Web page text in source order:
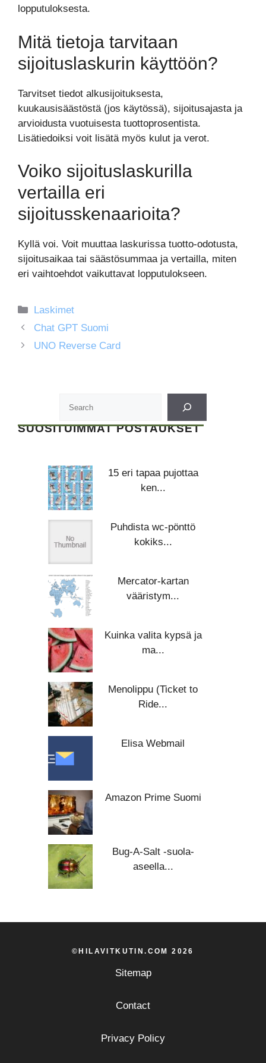
lopputuloksesta.
Mitä tietoja tarvitaan
sijoituslaskurin käyttöön?
Tarvitset tiedot alkusijoituksesta,
kuukausisäästöstä (jos käytössä), sijoitusajasta ja
arvioidusta vuotuisesta tuottoprosentista.
Lisätiedoiksi voit lisätä myös kulut ja verot.
Voiko sijoituslaskurilla
vertailla eri
sijoitusskenaarioita?
Kyllä voi. Voit muuttaa laskurissa tuotto-odotusta,
sijoitusaikaa tai säästösummaa ja vertailla, miten
eri vaihtoehdot vaikuttavat lopputulokseen.
Kategoriat
Laskimet
Chat GPT Suomi
UNO Reverse Card
SUOSITUIMMAT POSTAUKSET
15 eri tapaa pujottaa
ken...
Puhdista wc-pönttö
kokiks...
Mercator-kartan
vääristym...
Kuinka valita kypsä ja
ma...
Menolippu (Ticket to
Ride...
Elisa Webmail
Amazon Prime Suomi
Bug-A-Salt -suola-
aseella...
©HILAVITKUTIN.COM 2026
Sitemap
Contact
Privacy Policy